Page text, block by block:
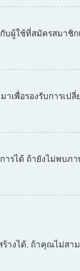
บผู้ใช้ที่สมัครสมา
เพื่อรองรับการเ
ารได้ ถ้ายังไม่พบ
างได้. ถ้าคุณไม่ส